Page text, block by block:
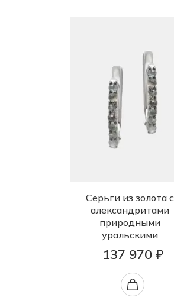
Серьги из золота с
александритами
природными
уральскими
137 970 ₽